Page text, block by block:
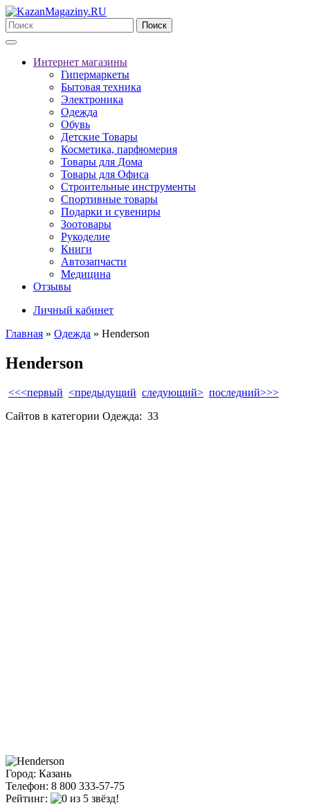
Поиск
Интернет магазины
Гипермаркеты
Бытовая техника
Электроника
Одежда
Обувь
Детские Товары
Косметика, парфюмерия
Товары для Дома
Товары для Офиса
Строительные инструменты
Спортивные товары
Подарки и сувениры
Зоотовары
Рукоделие
Книги
Автозапчасти
Медицина
Отзывы
Личный кабинет
Главная » Одежда » Henderson
Henderson
<<<первый <предыдущий следующий> последний>>>
Сайтов в категории Одежда: 33
Город: Казань
Телефон: 8 800 333-57-75
Рейтинг: